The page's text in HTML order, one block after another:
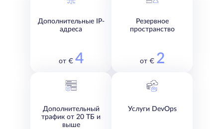
Дополнительные IP-
адреса
от € 4
Резервное
пространство
от € 2
Дополнительный
трафик от 20 ТБ и
выше
Услуги DevOps